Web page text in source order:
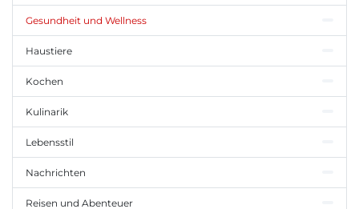
Gesundheit und Wellness
Haustiere
Kochen
Kulinarik
Lebensstil
Nachrichten
Reisen und Abenteuer